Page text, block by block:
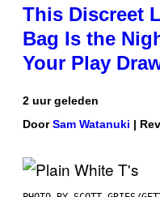
This Discreet
Bag Is the
Your Play
2 uur geleden
DoorSam Watanuki |